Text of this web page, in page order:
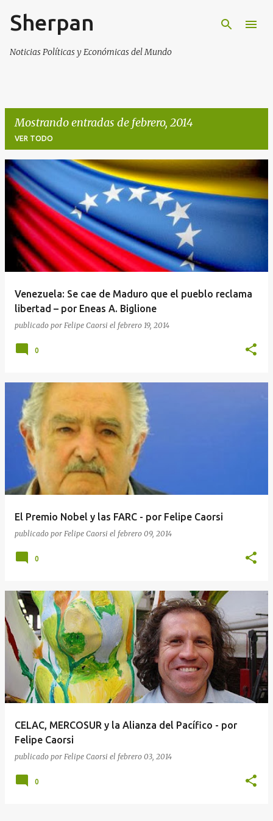
Sherpan
Noticias Políticas y Económicas del Mundo
Mostrando entradas de febrero, 2014
VER TODO
E
t
Venezuela: Se cae de Maduro que el pueblo reclama
libertad – por Eneas A. Biglione
publicado por Felipe Caorsi el febrero 19, 2014
0
El Premio Nobel y las FARC - por Felipe Caorsi
publicado por Felipe Caorsi el febrero 09, 2014
0
CELAC, MERCOSUR y la Alianza del Pacífico - por
Felipe Caorsi
publicado por Felipe Caorsi el febrero 03, 2014
0